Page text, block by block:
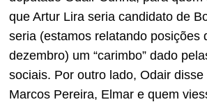
que Artur Lira seria candidato de
seria (estamos relatando posições
dezembro) um “carimbo” dado
sociais. Por outro lado, Odair disse
Marcos Pereira, Elmar e quem